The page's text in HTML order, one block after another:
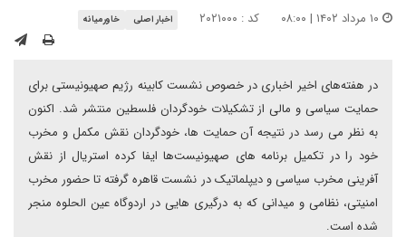
کد : ۲۰۲۱۰۰۰ اخبار اصلی خاورمیانه
در هفته‌های اخیر اخباری در خصوص نشست کابینه رژیم صهیونیستی برای
حمایت سیاسی و مالی از تشکیلات خودگردان فلسطین منتشر شد. اکنون
به نظر می رسد در نتیجه آن حمایت ها، خودگردان نقش مکمل و مخرب
خود را در تکمیل برنامه های صهیونیست‌ها ایفا کرده استریال از نقش
آفرینی مخرب سیاسی و دیپلماتیک در نشست قاهره گرفته تا حضور مخرب
امنیتی، نظامی و میدانی که به درگیری هایی در اردوگاه عین الحلوه منجر
شده است.